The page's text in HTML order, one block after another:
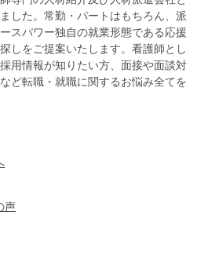
した。常勤・パートはもちろん、派
スパワー独自の就業形態である応援
しをご提案いたします。看護師とし
用情報が知りたい方、面接や面談対
ど転職・就職に関するお悩み全てを
声